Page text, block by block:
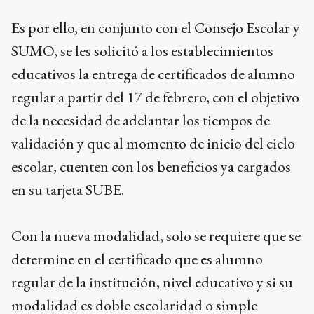
Es por ello, en conjunto con el Consejo Escolar y
SUMO, se les solicitó a los establecimientos
educativos la entrega de certificados de alumno
regular a partir del 17 de febrero, con el objetivo
de la necesidad de adelantar los tiempos de
validación y que al momento de inicio del ciclo
escolar, cuenten con los beneficios ya cargados
en su tarjeta SUBE.
Con la nueva modalidad, solo se requiere que se
determine en el certificado que es alumno
regular de la institución, nivel educativo y si su
modalidad es doble escolaridad o simple